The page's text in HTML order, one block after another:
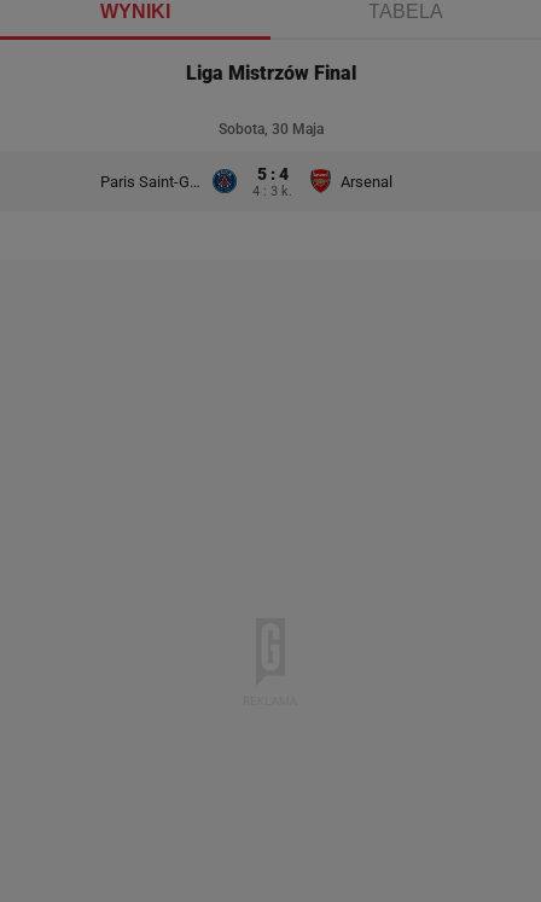
WYNIKI TABELA
Liga Mistrzów Final
Sobota, 30 Maja
Paris Saint-Germain 5 : 4
4 : 3 k.
Arsenal